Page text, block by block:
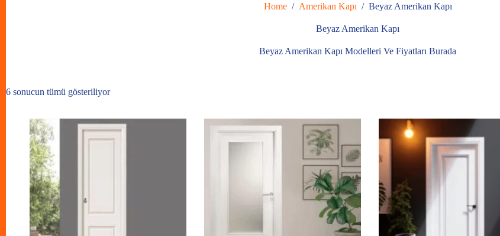
Home / Amerikan Kapı / Beyaz Amerikan Kapı
Beyaz Amerikan Kapı
Beyaz Amerikan Kapı Modelleri Ve Fiyatları Burada
6 sonucun tümü gösteriliyor